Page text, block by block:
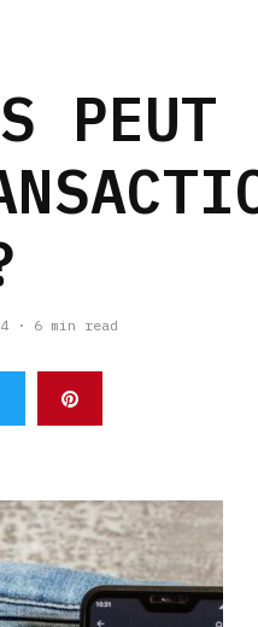
PEUT
· 6 min read